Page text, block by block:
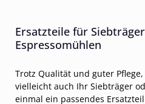
Ersatzteile für
Espressomühlen
Trotz Qualität und guter
vielleicht auch Ihr Siebträger
einmal ein passendes